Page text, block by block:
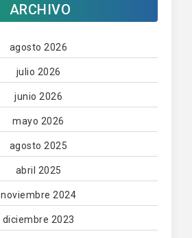
ARCHIVO
agosto 2026
julio 2026
junio 2026
mayo 2026
agosto 2025
abril 2025
noviembre 2024
diciembre 2023